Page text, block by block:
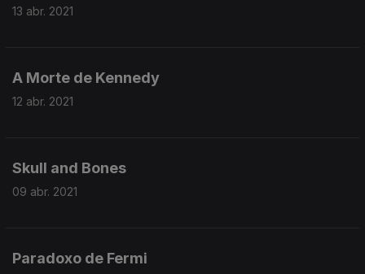
13 abr. 2021
A Morte de Kennedy
12 abr. 2021
Skull and Bones
09 abr. 2021
Paradoxo de Fermi